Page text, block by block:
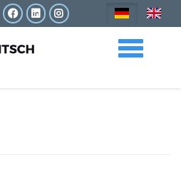
Toggle navigation